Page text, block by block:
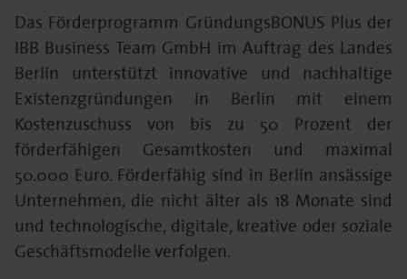
Das Förderprogramm GründungsBONUS Plus der
IBB Business Team GmbH im Auftrag des Landes
Berlin unterstützt innovative und nachhaltige
Existenzgründungen in Berlin mit einem
Kostenzuschuss von bis zu 50 Prozent der
förderfähigen Gesamtkosten und maximal
50.000 Euro. Förderfähig sind in Berlin ansässige
Unternehmen, die nicht älter als 18 Monate sind
und technologische, digitale, kreative oder soziale
Geschäftsmodelle verfolgen.